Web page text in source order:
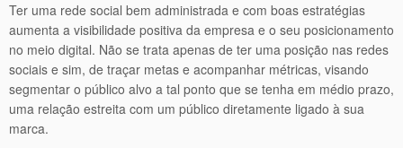
Ter uma rede social bem administrada e com boas estratégias
aumenta a visibilidade positiva da empresa e o seu posicionamento
no meio digital. Não se trata apenas de ter uma posição nas redes
sociais e sim, de traçar metas e acompanhar métricas, visando
segmentar o público alvo a tal ponto que se tenha em médio prazo,
uma relação estreita com um público diretamente ligado à sua
marca.